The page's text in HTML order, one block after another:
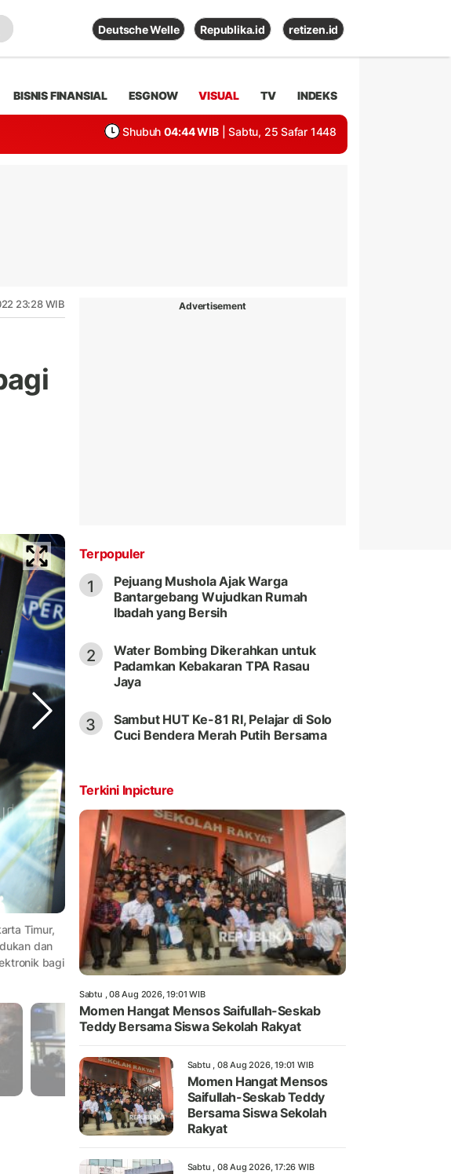
Deutsche Welle Republika.id retizen.id
BISNIS FINANSIAL ESGNOW VISUAL TV INDEKS
Shubuh 04:44 WIB | Sabtu, 25 Safar 1448
23:28 WIB
Timur,
dan
bagi
Advertisement
Terpopuler
1
Pejuang Mushola Ajak Warga
Bantargebang Wujudkan Rumah
Ibadah yang Bersih
2
Water Bombing Dikerahkan untuk
Padamkan Kebakaran TPA Rasau
Jaya
3
Sambut HUT Ke-81 RI, Pelajar di Solo
Cuci Bendera Merah Putih Bersama
Terkini Inpicture
Sabtu , 08 Aug 2026, 19:01 WIB
Momen Hangat Mensos Saifullah-Seskab
Teddy Bersama Siswa Sekolah Rakyat
Sabtu , 08 Aug 2026, 19:01 WIB
Momen Hangat Mensos
Saifullah-Seskab Teddy
Bersama Siswa Sekolah
Rakyat
Sabtu , 08 Aug 2026, 17:26 WIB